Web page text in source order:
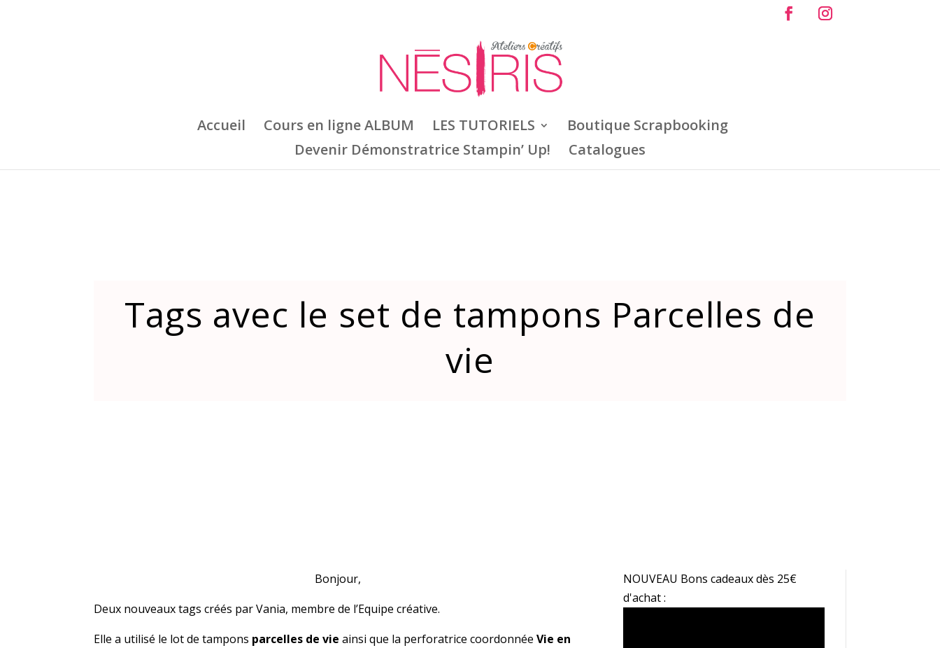
Accueil Cours en ligne ALBUM LES TUTORIELS
Boutique Scrapbooking
Devenir Démonstratrice Stampin’ Up!
Catalogues
Tags avec le set de tampons Parcelles de
vie
Bonjour,
Deux nouveaux tags créés par Vania, membre de l’Equipe créative.
Elle a utilisé le lot de tampons parcelles de vie ainsi que la perforatrice coordonnéeVie en
NOUVEAU Bons cadeaux dès 25€
d'achat :